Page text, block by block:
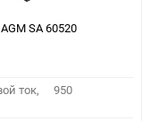
SA 60520
ток,
950